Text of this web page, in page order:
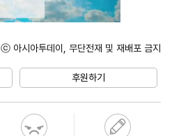
ⓒ 아시아투데이, 무단전재 및 재배포 금지
후원하기